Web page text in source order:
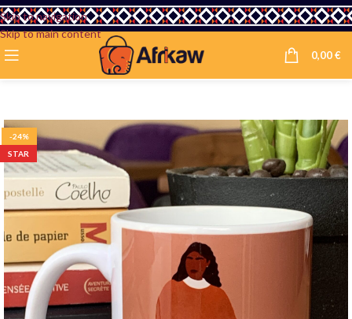
Skip to navigation
Skip to main content
0,00€
-24%
STAR